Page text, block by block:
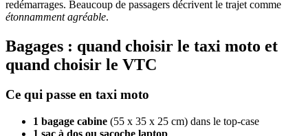
redémarrages. Beaucoup de passagers décrivent le trajet comme
étonnamment agréable.
Bagages : quand choisir le taxi moto et
quand choisir le VTC
Ce qui passe en taxi moto
1 bagage cabine (55 x 35 x 25 cm) dans le top-case